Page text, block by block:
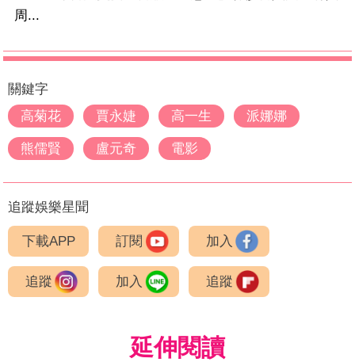
周...
關鍵字
高菊花
賈永婕 高一生 派娜娜
熊儒賢 盧元奇 電影
追蹤娛樂星聞
下載APP 訂閱 加入
追蹤 加入 追蹤
延伸閱讀